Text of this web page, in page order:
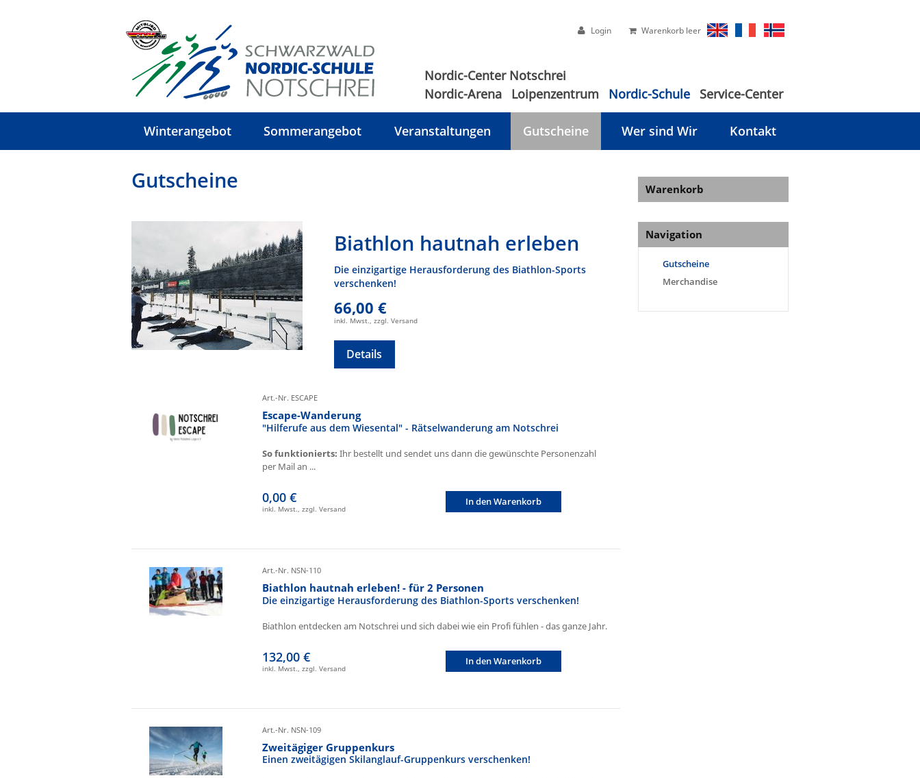
Login Warenkorb leer
Nordic-Center Notschrei
Nordic-Arena
Loipenzentrum Nordic-Schule Service-Center
Winterangebot Sommerangebot Veranstaltungen Gutscheine Wer sind Wir Kontakt
Gutscheine
Biathlon hautnah erleben
Die einzigartige Herausforderung des Biathlon-Sports
verschenken!
66,00 €
inkl. Mwst., zzgl. Versand
Details
Art.-Nr. ESCAPE
Escape-Wanderung
"Hilferufe aus dem Wiesental" - Rätselwanderung am Notschrei
So funktionierts: Ihr bestellt und sendet uns dann die gewünschte Personenzahl
per Mail an ...
0,00 €
inkl. Mwst., zzgl. Versand
In den Warenkorb
Art.-Nr. NSN-110
Biathlon hautnah erleben! - für 2 Personen
Die einzigartige Herausforderung des Biathlon-Sports verschenken!
Biathlon entdecken am Notschrei und sich dabei wie ein Profi fühlen - das ganze Jahr.
132,00 €
inkl. Mwst., zzgl. Versand
In den Warenkorb
Art.-Nr. NSN-109
Zweitägiger Gruppenkurs
Einen zweitägigen Skilanglauf-Gruppenkurs verschenken!
Warenkorb
Navigation
Gutscheine
Merchandise